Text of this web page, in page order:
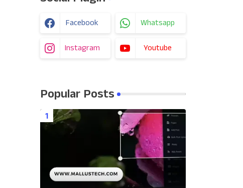
Facebook Whatsapp
Instagram Youtube
Popular Posts